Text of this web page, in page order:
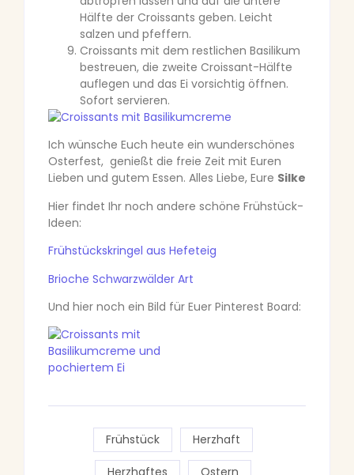
Hälfte der Croissants geben. Leicht
salzen und pfeffern.
Croissants mit dem restlichen Basilikum
bestreuen, die zweite Croissant-Hälfte
auflegen und das Ei vorsichtig öffnen.
Sofort servieren.
Ich wünsche Euch heute ein wunderschönes
Osterfest, genießt die freie Zeit mit Euren
Lieben und gutem Essen. Alles Liebe, Eure Silke
Hier findet Ihr noch andere schöne Frühstück-
Ideen:
Frühstückskringel aus Hefeteig
Brioche Schwarzwälder Art
Und hier noch ein Bild für Euer Pinterest Board:
Frühstück Herzhaft
Herzhaftes Ostern